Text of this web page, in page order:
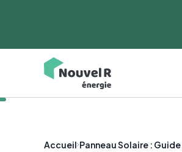
Accueil Panneau Solaire :